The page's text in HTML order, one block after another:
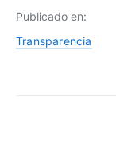
Publicado en:
Transparencia